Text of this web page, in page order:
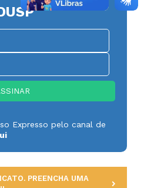
Expresso pelo canal de
PREENCHA UMA